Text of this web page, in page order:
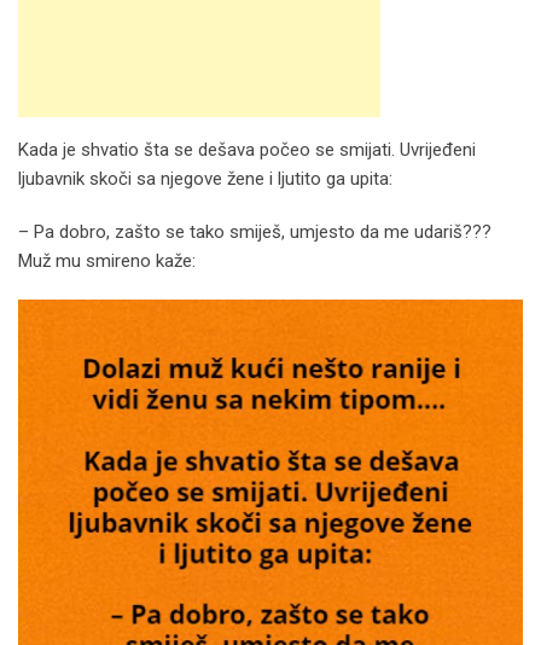
Kada je shvatio šta se dešava počeo se smijati. Uvrijeđeni
ljubavnik skoči sa njegove žene i ljutito ga upita:
– Pa dobro, zašto se tako smiješ, umjesto da me udariš???
Muž mu smireno kaže: